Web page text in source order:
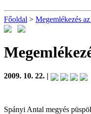
Főoldal > Megemlékezés
2009. 10. 22. |
Spányi Antal megyés